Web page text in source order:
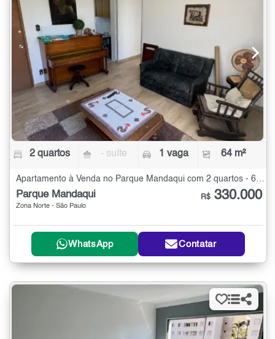
2 quartos - suíte 1 vaga 64 m²
Apartamento à Venda no Parque Mandaqui com 2 quartos - 64 m²
Parque Mandaqui
Zona Norte - São Paulo
R$ 330.000
WhatsApp Contatar